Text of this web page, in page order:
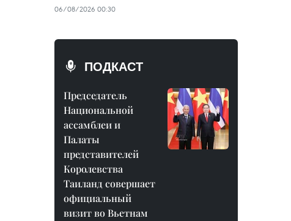
06/08/2026 00:30
ПОДКАСТ
Председатель
Национальной
ассамблеи и
Палаты
представителей
Королевства
Таиланд совершает
официальный
визит во Вьетнам